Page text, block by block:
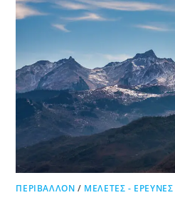
ΠΕΡΙΒΆΛΛΟΝ / ΜΕΛΈΤΕΣ - ΈΡΕΥΝΕΣ